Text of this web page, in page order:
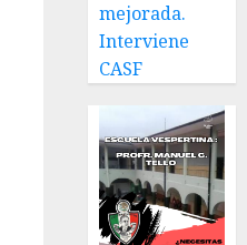
mejorada.
Interviene
CASF